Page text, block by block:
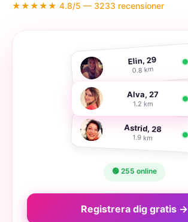
★★★★★ 4.8/5 — 3233 recensioner
Elin, 29
0.8 km
Alva, 27
1.2 km
Astrid, 28
1.9 km
🟢 255 online
Registrera dig gratis →